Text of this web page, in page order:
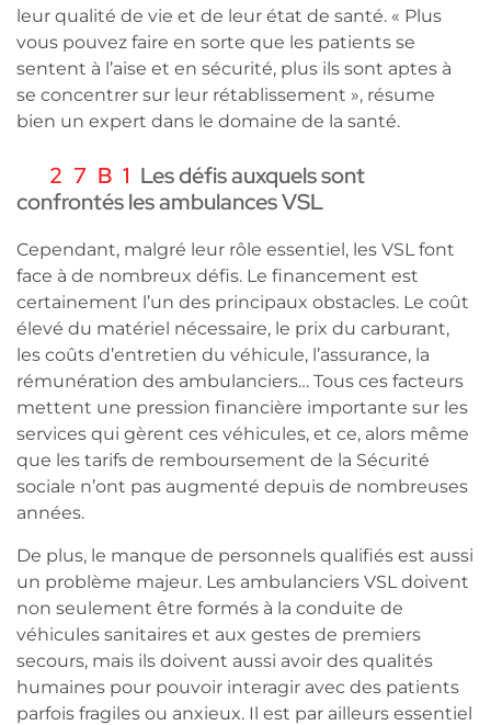
leur qualité de vie et de leur état de santé. « Plus
vous pouvez faire en sorte que les patients se
sentent à l’aise et en sécurité, plus ils sont aptes à
se concentrer sur leur rétablissement », résume
bien un expert dans le domaine de la santé.
Les défis auxquels sont
confrontés les ambulances VSL
Cependant, malgré leur rôle essentiel, les VSL font
face à de nombreux défis. Le financement est
certainement l’un des principaux obstacles. Le coût
élevé du matériel nécessaire, le prix du carburant,
les coûts d’entretien du véhicule, l’assurance, la
rémunération des ambulanciers… Tous ces facteurs
mettent une pression financière importante sur les
services qui gèrent ces véhicules, et ce, alors même
que les tarifs de remboursement de la Sécurité
sociale n’ont pas augmenté depuis de nombreuses
années.
De plus, le manque de personnels qualifiés est aussi
un problème majeur. Les ambulanciers VSL doivent
non seulement être formés à la conduite de
véhicules sanitaires et aux gestes de premiers
secours, mais ils doivent aussi avoir des qualités
humaines pour pouvoir interagir avec des patients
parfois fragiles ou anxieux. Il est par ailleurs essentiel